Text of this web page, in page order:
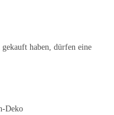
haben, dürfen eine